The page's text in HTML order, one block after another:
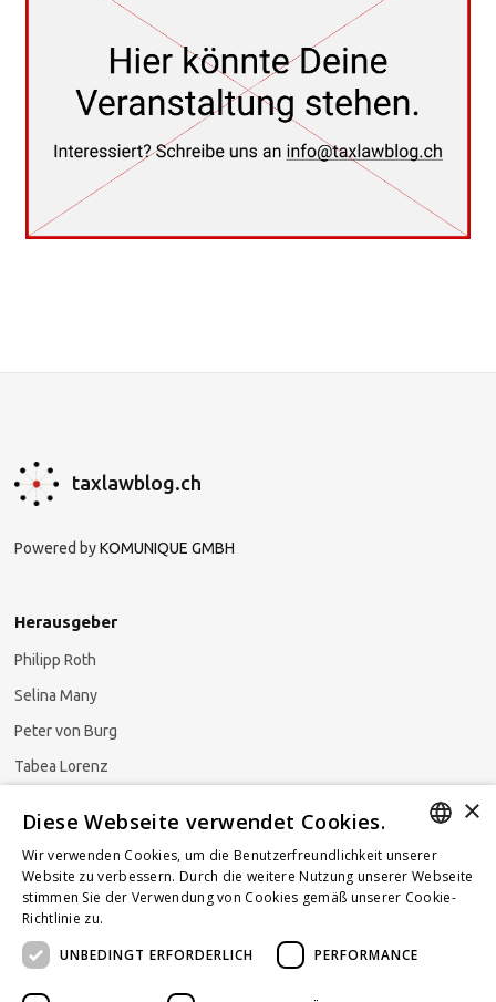
taxlawblog.ch
Powered byKOMUNIQUE GMBH
Herausgeber
Philipp Roth
Selina Many
Peter von Burg
Tabea Lorenz
Newsletter abonnieren
GERMAN
FRENCH
×
Diese Webseite verwendet Cookies.
Wir verwenden Cookies, um die Benutzerfreundlichkeit unserer
Website zu verbessern. Durch die weitere Nutzung unserer Webseite
stimmen Sie der Verwendung von Cookies gemäß unserer Cookie-
Richtlinie zu.
UNBEDINGT ERFORDERLICH
PERFORMANCE